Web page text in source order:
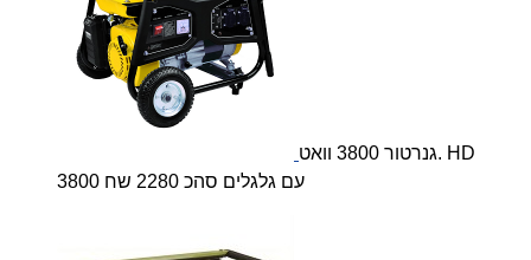
גנרטור 3800 וואט. HD
3800 עם גלגלים סהכ 2280 שח